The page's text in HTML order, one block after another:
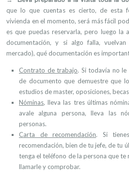
que lo que cuentas es cierto, de esta
vivienda en el momento, será más fácil
es que puedas reservarla, pero luego la
documentación, y si algo falla,
mercado), qué documentación es
Contrato de trabajo. Si todavía no le
de documento que demuestre que
estudios de master, oposiciones,
Nóminas, lleva las tres últimas
avale alguna persona, lleva las
personas.
Carta de recomendación. Si
recomendación, bien de tu jefe, de tu
tenga el teléfono de la persona que te
llamarle y comprobar.